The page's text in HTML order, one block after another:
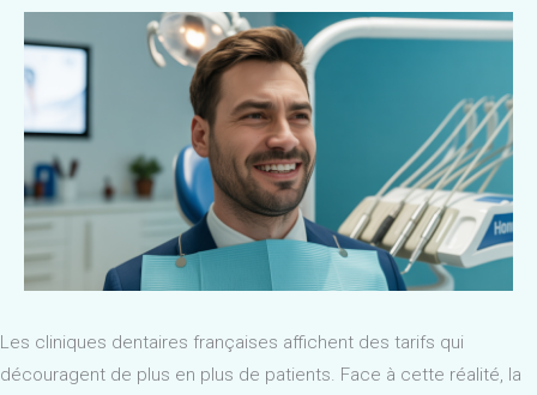
Les cliniques dentaires françaises affichent des tarifs qui
découragent de plus en plus de patients. Face à cette réalité, la